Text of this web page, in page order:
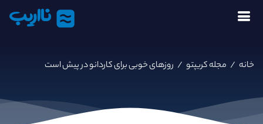
نااریب
خانه / مجله کریپتو / روزهای خوبی برای کاردانو در پیش است